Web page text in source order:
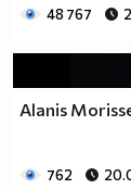
48 767
Alanis
762